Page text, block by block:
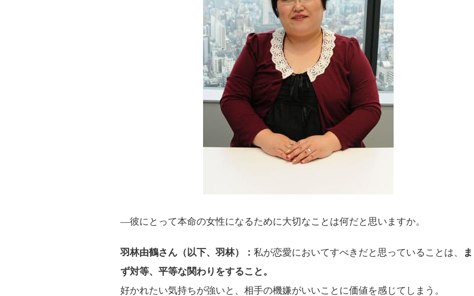
―彼にとって本命の女性になるために大切なことは何だと思いますか。
羽林由鶴さん（以下、羽林）： 私が恋愛においてすべきだと思っていることは、
ま
ず対等、平等な関わりをすること。
好かれたい気持ちが強いと、相手の機嫌がいいことに価値を感じてしまう。